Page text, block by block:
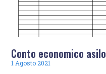
Conto economico asilo
1 Agosto 2021